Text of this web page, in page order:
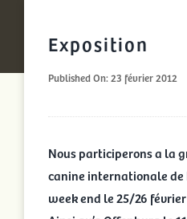
Actualités
La meute
Exposition
Published On: 23 février 2012
Nous participerons a la
canine internationale de
week end le 25/26 février